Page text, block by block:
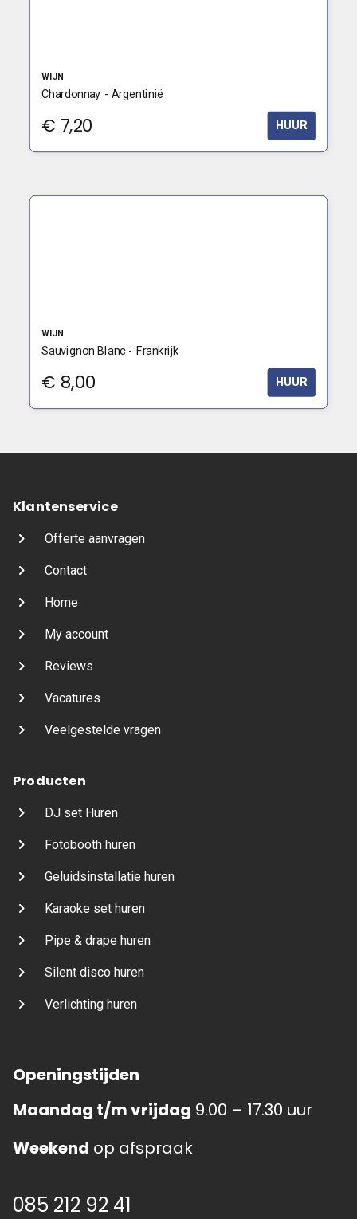
WIJN
Chardonnay - Argentinië
€ 7,20 HUUR
WIJN
Sauvignon Blanc - Frankrijk
€ 8,00 HUUR
Klantenservice
Offerte aanvragen
Contact
Home
My account
Reviews
Vacatures
Veelgestelde vragen
Producten
DJ set Huren
Fotobooth huren
Geluidsinstallatie huren
Karaoke set huren
Pipe & drape huren
Silent disco huren
Verlichting huren
Openingstijden
Maandag t/m vrijdag 9.00 – 17.30 uur
Weekend op afspraak
085 212 92 41